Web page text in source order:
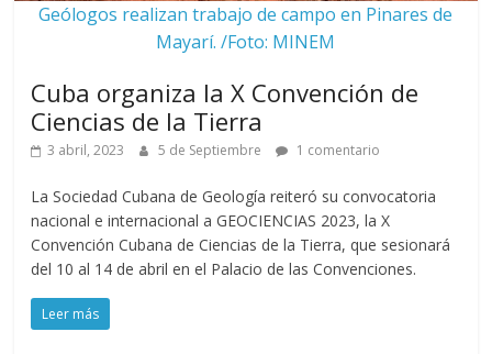
Geólogos realizan trabajo de campo en Pinares de
Mayarí. /Foto: MINEM
Cuba organiza la X Convención de
Ciencias de la Tierra
3 abril, 2023 5 de Septiembre 1 comentario
La Sociedad Cubana de Geología reiteró su convocatoria
nacional e internacional a GEOCIENCIAS 2023, la X
Convención Cubana de Ciencias de la Tierra, que sesionará
del 10 al 14 de abril en el Palacio de las Convenciones.
Leer más